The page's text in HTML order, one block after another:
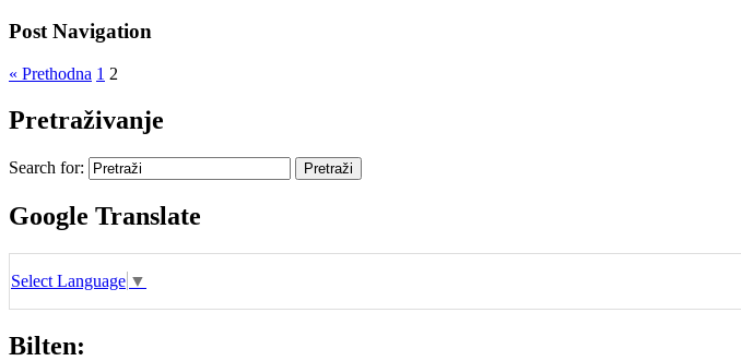
Post Navigation
« Prethodna 1 2
Pretraživanje
Search for:
Google Translate
Select Language ▼
Bilten: